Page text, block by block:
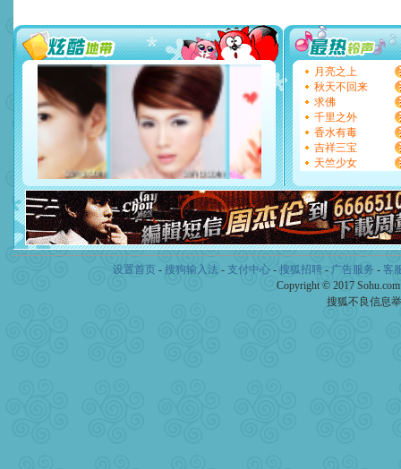
[圣诞节]不只这样的日子才
能正大光明地骚扰你,告诉
天都要快乐噢!
[圣诞节]奉上一颗祝福的心,
如意,快乐,鲜花,一切美好
[元旦]
看到你我会触电；
断电。爱你是我职业，想
你是我专业！水晶之恋祝你
[元旦]
如果上天让我许三
起；二是再生再世和你在
离。水晶之恋祝你新年快乐
[元旦]当我狠下心扭头离去
泣，这痛楚让我明白我多
卖了。水晶之恋祝你新年快
[春节]风柔雨润好月圆，半
颜！冬去春来似水如烟，
道一声平安！新年吉祥万事
[春节]传说薰衣草有四片叶
片叶子是希望，第三片叶
月亮之上
秋天不回来
求佛
千里之外
香水有毒
吉祥三宝
天竺少女
设置首页 - 搜狗输入法 - 支付中心- 搜狐招聘- 广告服务 - 客
Copyright © 2017
搜狐不良信息